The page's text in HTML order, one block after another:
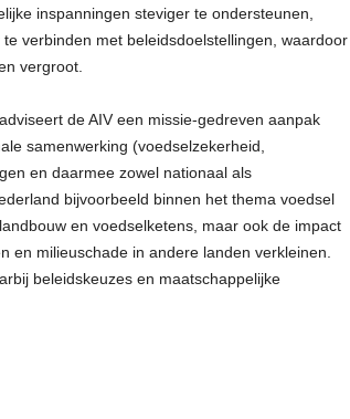
inspanningen steviger te ondersteunen,
verbinden met beleidsdoelstellingen, waardoor
vergroot.
de AIV een missie-gedreven aanpak
samenwerking (voedselzekerheid,
en daarmee zowel nationaal als
bijvoorbeeld binnen het thema voedsel
en voedselketens, maar ook de impact
en milieuschade in andere landen verkleinen.
beleidskeuzes en maatschappelijke